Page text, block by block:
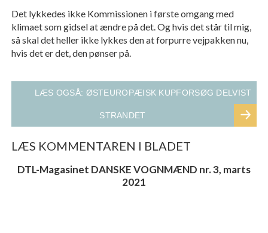
Det lykkedes ikke Kommissionen i første omgang med
klimaet som gidsel at ændre på det. Og hvis det står til mig,
så skal det heller ikke lykkes den at forpurre vejpakken nu,
hvis det er det, den pønser på.
LÆS OGSÅ: ØSTEUROPÆISK KUPFORSØG DELVIST
STRANDET
LÆS KOMMENTAREN I BLADET
DTL-Magasinet DANSKE VOGNMÆND nr. 3, marts
2021